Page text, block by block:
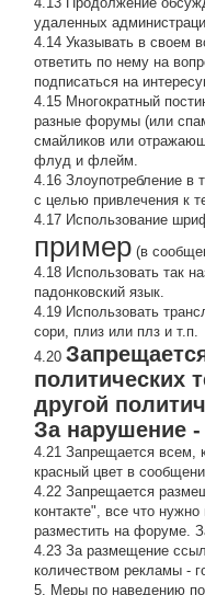
удаленных
4.14 Указывать в своем
ответить по нему на
подписаться на
4.15 Многократный
разные форумы (или
смайликов или
флуд и флейм.
4.16 Злоупотребление в
с целью привлечения к
4.17 Использование
пример (в
4.18 Использовать так
падонковский язык.
4.19 Использовать
сори, плиз или плз и т.п.
4.20
политических
другой
За нарушение -
4.21 Запрещается всем,
красный цвет в
4.22 Запрещается
контакте", все что
разместить на форуме.
4.23 За размещение
количеством рекламы -
5. Меры по наведению